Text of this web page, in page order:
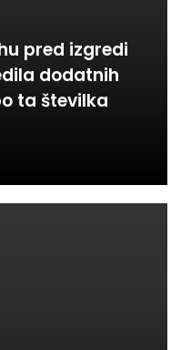
pred izgredi
dodatnih
ta številka